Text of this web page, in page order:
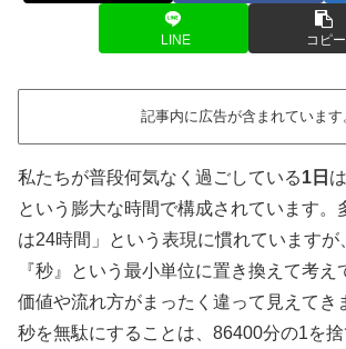
LINE コピー
記事内に広告が含まれています
私たちが普段何気なく過ごしている1日
という膨大な時間で構成されています。
は24時間」という表現に慣れていますが
『秒』という最小単位に置き換えて考
価値や流れ方がまったく違って見えてき
秒を無駄にすることは、86400分の1を